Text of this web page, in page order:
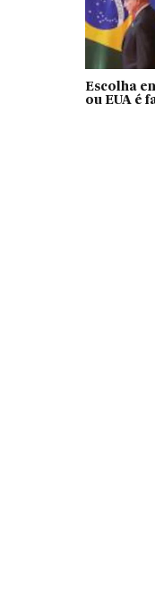
Escolha
ou EUA é